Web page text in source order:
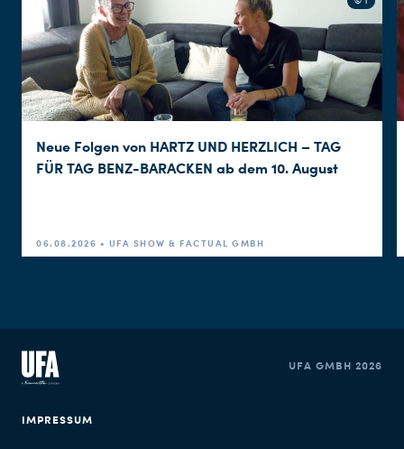
Neue Folgen von HARTZ UND HERZLICH – TAG
FÜR TAG BENZ-BARACKEN ab dem 10. August
06.08.2026 • UFA SHOW & FACTUAL GMBH
IMPRESSUM
UFA GMBH 2026